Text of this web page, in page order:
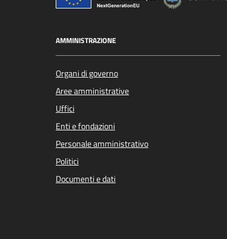
AMMINISTRAZIONE
Organi di governo
Aree amministrative
Uffici
Enti e fondazioni
Personale amministrativo
Politici
Documenti e dati